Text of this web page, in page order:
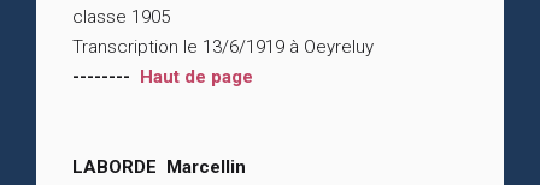
classe 1905
Transcription le 13/6/1919 à Oeyreluy
-------- Haut de page
LABORDE Marcellin